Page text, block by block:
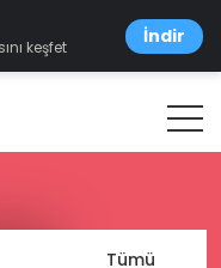
keşfet
İndir